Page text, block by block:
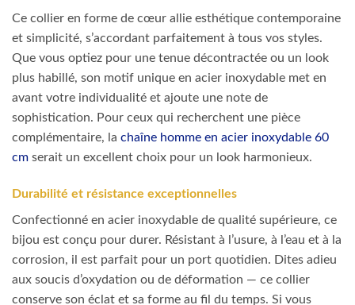
Ce collier en forme de cœur allie esthétique contemporaine
et simplicité, s’accordant parfaitement à tous vos styles.
Que vous optiez pour une tenue décontractée ou un look
plus habillé, son motif unique en acier inoxydable met en
avant votre individualité et ajoute une note de
sophistication. Pour ceux qui recherchent une pièce
complémentaire, la chaîne homme en acier inoxydable 60
cm serait un excellent choix pour un look harmonieux.
Durabilité et résistance exceptionnelles
Confectionné en acier inoxydable de qualité supérieure, ce
bijou est conçu pour durer. Résistant à l’usure, à l’eau et à la
corrosion, il est parfait pour un port quotidien. Dites adieu
aux soucis d’oxydation ou de déformation — ce collier
conserve son éclat et sa forme au fil du temps. Si vous